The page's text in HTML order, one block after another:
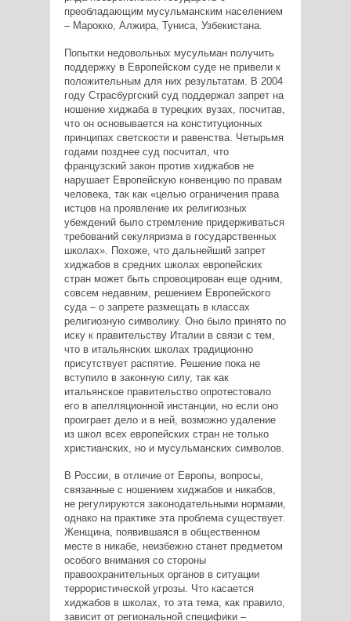
преобладающим мусульманским населением
– Марокко, Алжира, Туниса, Узбекистана.
Попытки недовольных мусульман получить
поддержку в Европейском суде не привели к
положительным для них результатам. В 2004
году Страсбургский суд поддержал запрет на
ношение хиджаба в турецких вузах, посчитав,
что он основывается на конституционных
принципах светскости и равенства. Четырьмя
годами позднее суд посчитал, что
французский закон против хиджабов не
нарушает Европейскую конвенцию по правам
человека, так как «целью ограничения права
истцов на проявление их религиозных
убеждений было стремление придерживаться
требований секуляризма в государственных
школах». Похоже, что дальнейший запрет
хиджабов в средних школах европейских
стран может быть спровоцирован еще одним,
совсем недавним, решением Европейского
суда – о запрете размещать в классах
религиозную символику. Оно было принято по
иску к правительству Италии в связи с тем,
что в итальянских школах традиционно
присутствует распятие. Решение пока не
вступило в законную силу, так как
итальянское правительство опротестовало
его в апелляционной инстанции, но если оно
проиграет дело и в ней, возможно удаление
из школ всех европейских стран не только
христианских, но и мусульманских символов.
В России, в отличие от Европы, вопросы,
связанные с ношением хиджабов и никабов,
не регулируются законодательными нормами,
однако на практике эта проблема существует.
Женщина, появившаяся в общественном
месте в никабе, неизбежно станет предметом
особого внимания со стороны
правоохранительных органов в ситуации
террористической угрозы. Что касается
хиджабов в школах, то эта тема, как правило,
зависит от региональной специфики –